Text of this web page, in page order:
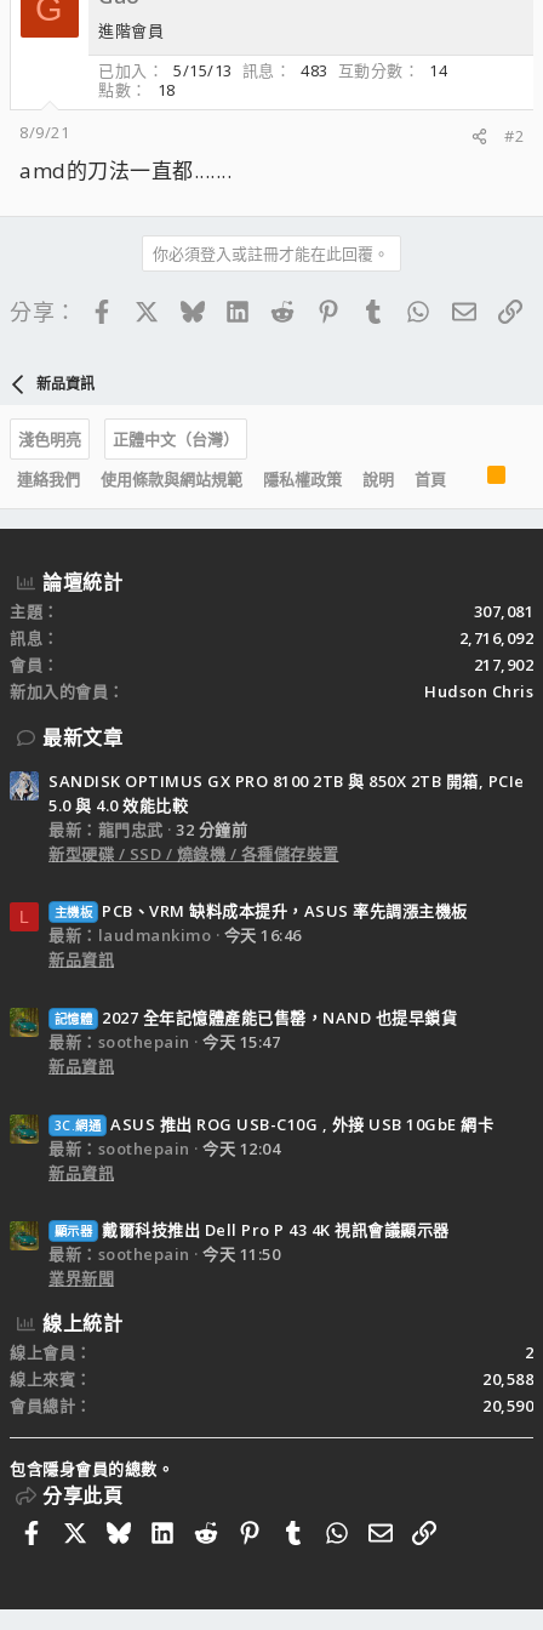
G
進階會員
已加入
5/15/13 訊息 483 互動分數
14
點數
18
8/9/21
#2
amd的刀法一直都.......
你必須登入或註冊才能在此回覆。
分享： FacebookBlueskyLinkedIn
Reddit PinterestTumblrWhatsApp
電子
新品資訊
淺色明亮
正體中文（台灣）
連絡我們
使用條款與網站規範 隱私權政策 說明 首頁
S
論壇統計
主題
307,081
訊息
2,716,092
會員
217,902
新加入的會員
Hudson Chris
最新文章
SANDISK OPTIMUS GX PRO 8100 2TB 與 850X 2TB 開箱, PCIe
5.0 與 4.0 效能比較
最新：龍門忠武
32 分鐘前
新型硬碟 / SSD / 燒錄機 / 各種儲存裝置
L 主機板
PCB、VRM 缺料成本提升，ASUS 率先調漲主機板
最新：laudmankimo
今天 16:46
新品資訊
記憶體
2027 全年記憶體產能已售罄，NAND 也提早鎖貨
最新：soothepain
今天 15:47
新品資訊
3C.網通 ASUS 推出 ROG USB-C10G , 外接 USB 10GbE 網卡
最新：soothepain
今天 12:04
新品資訊
顯示器 戴爾科技推出 Dell Pro P 43 4K 視訊會議顯示器
最新：soothepain
今天 11:50
業界新聞
線上統計
線上會員
2
線上來賓
20,588
會員總計
20,590
包含隱身會員的總數。
分享此頁
FacebookBlueskyLinkedIn
RedditPinterestTumblrWhatsApp
電子郵件
連結